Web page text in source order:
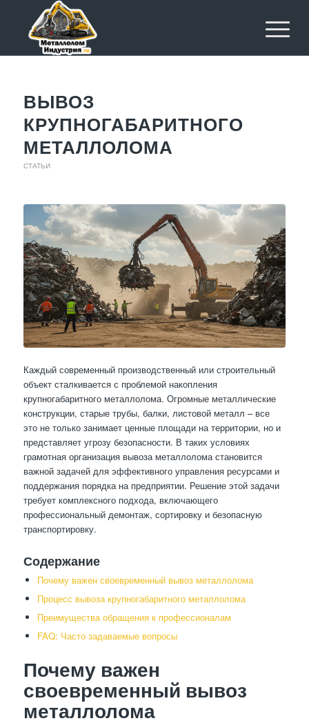
ВЫВОЗ
КРУПНОГАБАРИТНОГО
МЕТАЛЛОЛОМА
СТАТЬИ
Каждый современный производственный или строительный
объект сталкивается с проблемой накопления
крупногабаритного металлолома. Огромные металлические
конструкции, старые трубы, балки, листовой металл – все
это не только занимает ценные площади на территории, но и
представляет угрозу безопасности. В таких условиях
грамотная организация вывоза металлолома становится
важной задачей для эффективного управления ресурсами и
поддержания порядка на предприятии. Решение этой задачи
требует комплексного подхода, включающего
профессиональный демонтаж, сортировку и безопасную
транспортировку.
Содержание
Почему важен своевременный вывоз металлолома
Процесс вывоза крупногабаритного металлолома
Преимущества обращения к профессионалам
FAQ: Часто задаваемые вопросы
Почему важен
своевременный вывоз
металлолома